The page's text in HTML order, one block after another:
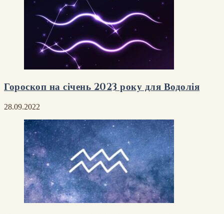
Гороскоп на січень 2023 року для Водолія
28.09.2022